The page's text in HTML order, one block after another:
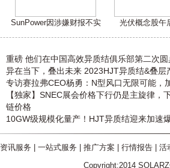
SunPower因涉嫌财报不实 光伏概念股午
重磅 他们在中国高效异质结俱乐部第二次
异在当下，叠出未来 2023HJT异质结&叠层
专访赛拉弗CEO杨勇：N型风口无限可能，
【独家】SNEC展会价格下行仍是主旋律，
链价格
10GW级规模化量产！HJT异质结迎来加速
资讯服务 一站式服务 推广方案 行情报告| 活
Copyright:2014